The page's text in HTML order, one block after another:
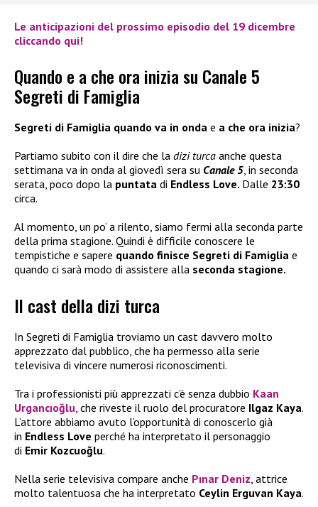
Le anticipazioni del prossimo episodio del 19 dicembre
cliccando qui!
Quando e a che ora inizia su Canale 5
Segreti di Famiglia
Segreti di Famiglia quando va in onda e a che ora inizia?
Partiamo subito con il dire che la dizi turca anche questa
settimana va in onda al giovedì sera su Canale 5, in seconda
serata, poco dopo la puntata di Endless Love. Dalle 23:30
circa.
Al momento, un po’ a rilento, siamo fermi alla seconda parte
della prima stagione. Quindi è difficile conoscere le
tempistiche e sapere quando finisce Segreti di Famiglia e
quando ci sarà modo di assistere alla seconda stagione.
Il cast della dizi turca
In Segreti di Famiglia troviamo un cast davvero molto
apprezzato dal pubblico, che ha permesso alla serie
televisiva di vincere numerosi riconoscimenti.
Tra i professionisti più apprezzati c’è senza dubbio Kaan
Urgancıoğlu , che riveste il ruolo del procuratore Ilgaz Kaya.
L’attore abbiamo avuto l’opportunità di conoscerlo già
in Endless Love perché ha interpretato il personaggio
di Emir Kozcuoğlu.
Nella serie televisiva compare anche Pınar Deniz , attrice
molto talentuosa che ha interpretato Ceylin Erguvan Kaya.